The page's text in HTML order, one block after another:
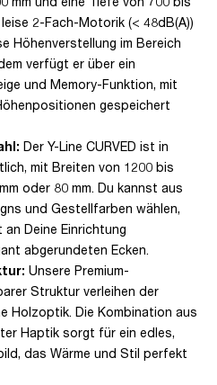
2-Fach-Motorik (< 48dB(A))
Höhenverstellung im Bereich
verfügt er über ein
und Memory-Funktion, mit
gespeichert
Der Y-Line CURVED ist in
mit Breiten von 1200 bis
oder 80 mm. Du kannst aus
und Gestellfarben wählen,
Deine Einrichtung
abgerundeten Ecken.
Unsere Premium-
Struktur verleihen der
Holzoptik. Die Kombination aus
Haptik sorgt für ein edles,
das Wärme und Stil perfekt